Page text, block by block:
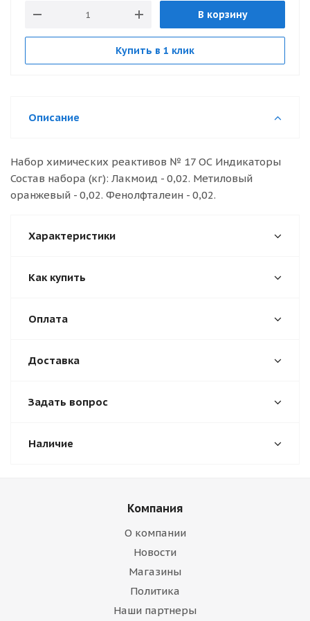
В корзину
Купить в 1 клик
Описание
Набор химических реaктивов № 17 ОС Индикаторы
Состав набора (кг): Лакмоид - 0,02. Метиловый
оранжевый - 0,02. Фенолфталеин - 0,02.
Характеристики
Как купить
Оплата
Доставка
Задать вопрос
Наличие
Компания
О компании
Новости
Магазины
Политика
Наши партнеры